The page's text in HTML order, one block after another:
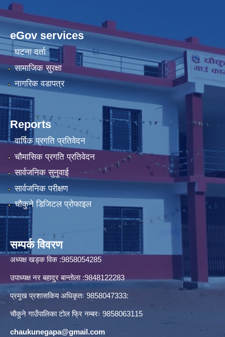
eGov services
घटना दर्ता
सामाजिक सुरक्षा
नागरिक वडापत्र
Reports
वार्षिक प्रगति प्रतिवेदन
चौमासिक प्रगति प्रतिवेदन
सार्वजनिक सुनुवाई
सार्वजनिक परीक्षण
चौकुने डिजिटल प्रोफाइल
सम्पर्क विवरण
अध्यक्ष खड्क विक :9858054285
उपाध्यक्ष नर बहादुर बान्ताेला :9848122283
प्रमुख प्रशासकिय अधिकृतः 9858047333:
चौकुने गाउँपालिका टोल फ्रि नम्बरः 9858063115
chaukunegapa@gmail.com